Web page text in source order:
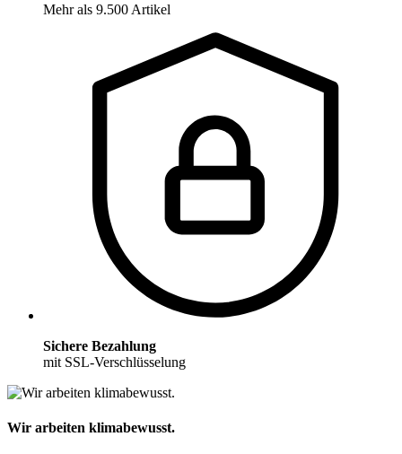
Mehr als 9.500 Artikel
Sichere Bezahlung
mit SSL-Verschlüsselung
Wir arbeiten klimabewusst.